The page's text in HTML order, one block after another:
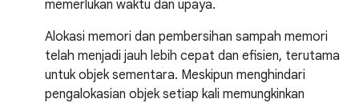
memerlukan waktu dan upaya.
Alokasi memori dan pembersihan sampah memori
telah menjadi jauh lebih cepat dan efisien, terutama
untuk objek sementara. Meskipun menghindari
pengalokasian objek setiap kali memungkinkan